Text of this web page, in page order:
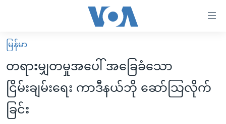
လွယ်ကူ
စေ
သည့်
Link
များ
မူလစာမျက်နှာ
မြန်မာ
ကမ္ဘာ့သတင်းများ
နိုင်ငံတကာ
ဗွီဒီယို
မြန်မာ
တရားမျှတမှုအပေါ် အခြေခံသော
ငြိမ်းချမ်းရေး ကာဒီနယ်ဘို ဆော်သြလိုက်
ခြင်း